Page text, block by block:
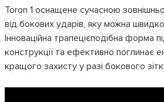
Toron 1 оснащене сучасною
від бокових ударів, яку можна
Інноваційна трапецієподібна форма
конструкції та ефективно поглинає
кращого захисту у разі бокового